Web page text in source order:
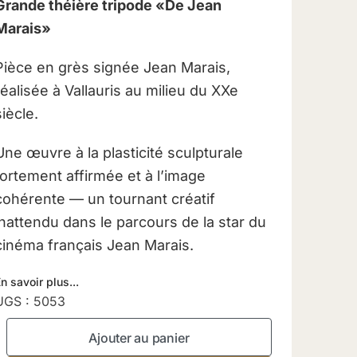
théière tripode «De Jean
en grès signée Jean Marais,
à Vallauris au milieu du XXe
œuvre à la plasticité sculpturale
affirmée et à l’image
— un tournant créatif
dans le parcours de la star du
français Jean Marais.
savoir plus...
: 5053
Ajouter au panier